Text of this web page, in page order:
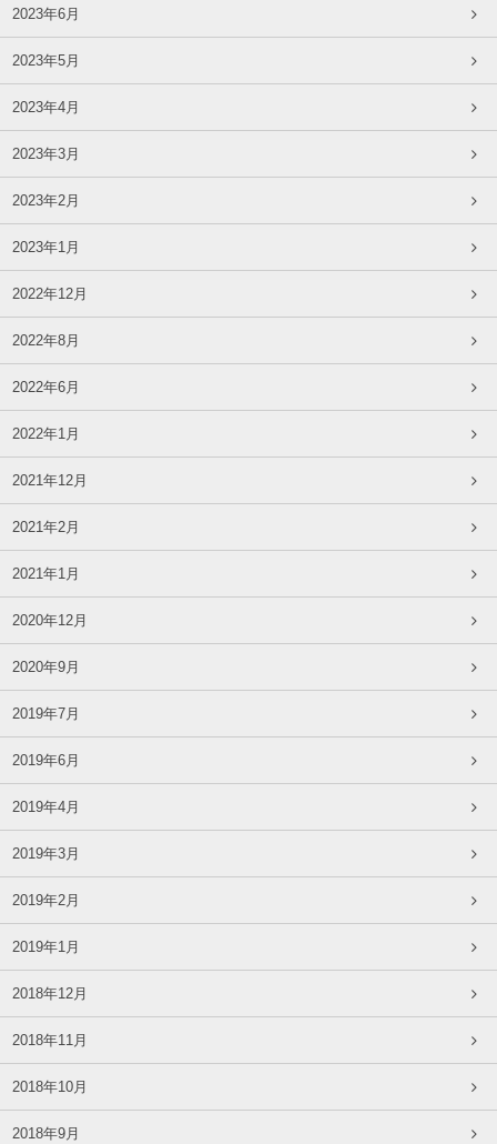
2023年6月
2023年5月
2023年4月
2023年3月
2023年2月
2023年1月
2022年12月
2022年8月
2022年6月
2022年1月
2021年12月
2021年2月
2021年1月
2020年12月
2020年9月
2019年7月
2019年6月
2019年4月
2019年3月
2019年2月
2019年1月
2018年12月
2018年11月
2018年10月
2018年9月